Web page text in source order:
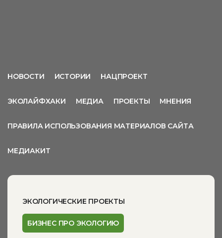
НОВОСТИ ИСТОРИИ НАЦПРОЕКТ
ЭКОЛАЙФХАКИ МЕДИА ПРОЕКТЫ МНЕНИЯ
ПРАВИЛА ИСПОЛЬЗОВАНИЯ МАТЕРИАЛОВ САЙТА
МЕДИАКИТ
ЭКОЛОГИЧЕСКИЕ ПРОЕКТЫ
БИЗНЕС ПРО ЭКОЛОГИЮ